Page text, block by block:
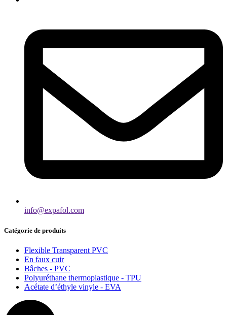
info@expafol.com
Catégorie de produits
Flexible Transparent PVC
En faux cuir
Bâches - PVC
Polyuréthane thermoplastique - TPU
Acétate d’éthyle vinyle - EVA